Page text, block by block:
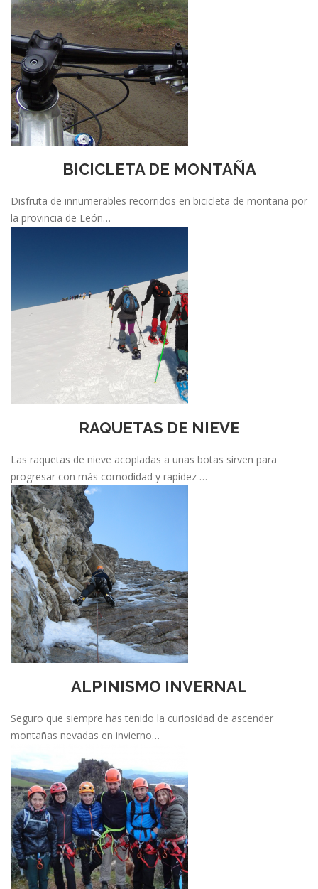
BICICLETA DE MONTAÑA
Disfruta de innumerables recorridos en bicicleta de montaña por
la provincia de León…
RAQUETAS DE NIEVE
Las raquetas de nieve acopladas a unas botas sirven para
progresar con más comodidad y rapidez …
ALPINISMO INVERNAL
Seguro que siempre has tenido la curiosidad de ascender
montañas nevadas en invierno…